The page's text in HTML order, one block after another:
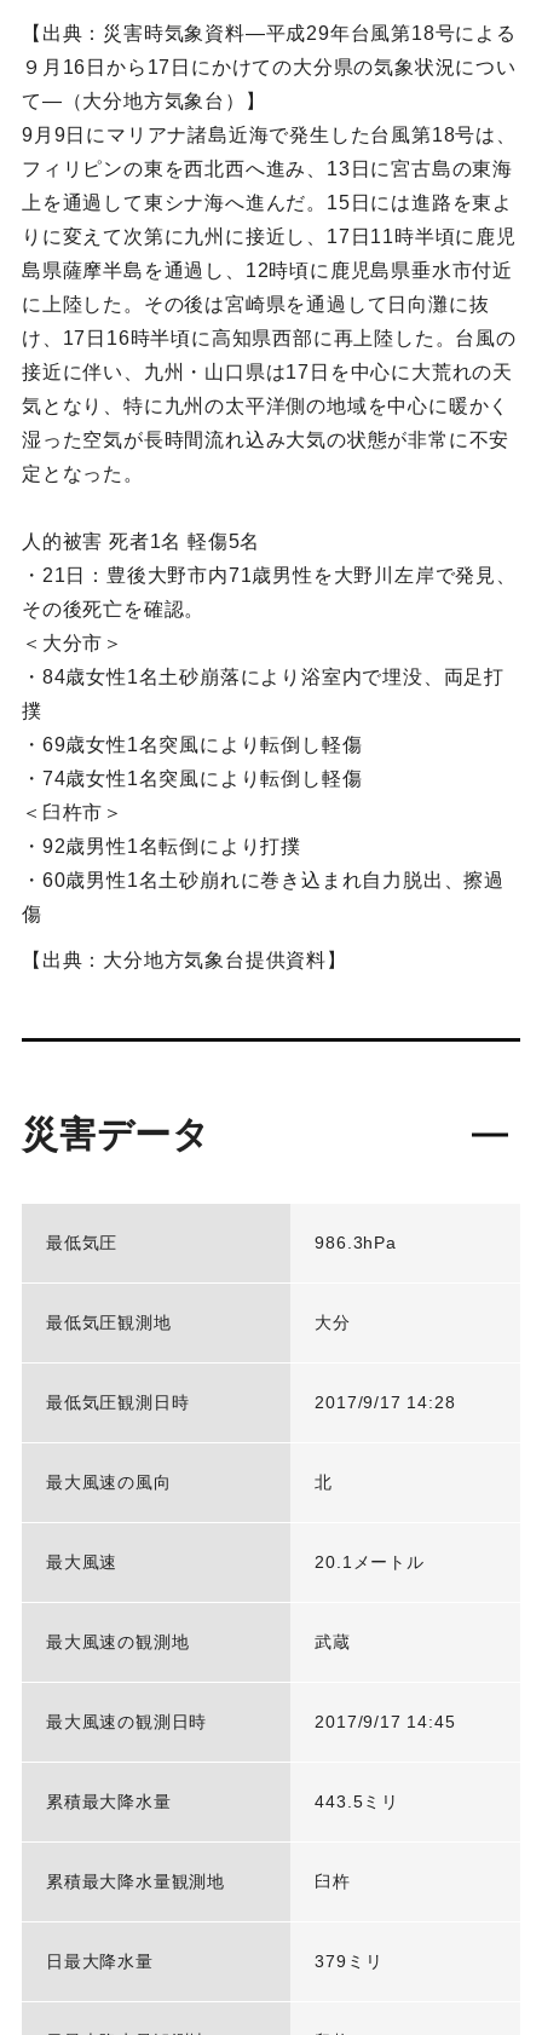
【出典：災害時気象資料―平成29年台風第18号による
９月16日から17日にかけての大分県の気象状況につい
て―（大分地方気象台）】
9月9日にマリアナ諸島近海で発生した台風第18号は、
フィリピンの東を西北西へ進み、13日に宮古島の東海
上を通過して東シナ海へ進んだ。15日には進路を東よ
りに変えて次第に九州に接近し、17日11時半頃に鹿児
島県薩摩半島を通過し、12時頃に鹿児島県垂水市付近
に上陸した。その後は宮崎県を通過して日向灘に抜
け、17日16時半頃に高知県西部に再上陸した。台風の
接近に伴い、九州・山口県は17日を中心に大荒れの天
気となり、特に九州の太平洋側の地域を中心に暖かく
湿った空気が長時間流れ込み大気の状態が非常に不安
定となった。
人的被害 死者1名 軽傷5名
・21日：豊後大野市内71歳男性を大野川左岸で発見、
その後死亡を確認。
＜大分市＞
・84歳女性1名土砂崩落により浴室内で埋没、両足打
撲
・69歳女性1名突風により転倒し軽傷
・74歳女性1名突風により転倒し軽傷
＜臼杵市＞
・92歳男性1名転倒により打撲
・60歳男性1名土砂崩れに巻き込まれ自力脱出、擦過
傷
【出典：大分地方気象台提供資料】
災害データ
最低気圧 986.3hPa
最低気圧観測地 大分
最低気圧観測日時 2017/9/17 14:28
最大風速の風向 北
最大風速 20.1メートル
最大風速の観測地 武蔵
最大風速の観測日時 2017/9/17 14:45
累積最大降水量 443.5ミリ
累積最大降水量観測地 臼杵
日最大降水量 379ミリ